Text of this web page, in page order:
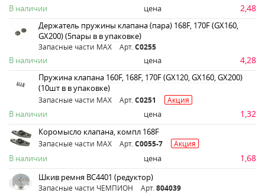
В наличии цена 2,48
Держатель пружины клапана (пара) 168F, 170F (GX160,
GX200) (5пары в в упаковке)
Запасные части MAX Арт. C0255
В наличии цена 4,28
Пружина клапана 160F, 168F, 170F (GX120, GX160, GX200)
(10шт в в упаковке)
Запасные части MAX Арт. C0251 Акция
В наличии цена 1,32
Коромысло клапана, компл 168F
Запасные части MAX Арт. C0055-7 Акция
В наличии цена 1,68
Шкив ремня ВС4401 (редуктор)
Запасные части ЧЕМПИОН Арт. 804039